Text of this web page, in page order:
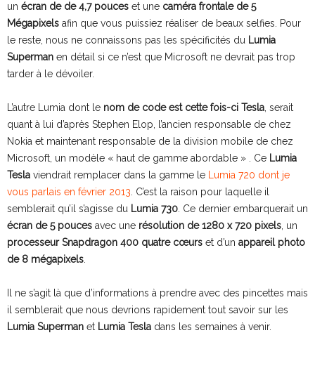
un écran de de 4,7 pouces et une caméra frontale de 5
Mégapixels afin que vous puissiez réaliser de beaux selfies. Pour
le reste, nous ne connaissons pas les spécificités du Lumia
Superman en détail si ce n’est que Microsoft ne devrait pas trop
tarder à le dévoiler.
L’autre Lumia dont le nom de code est cette fois-ci Tesla, serait
quant à lui d’après Stephen Elop, l’ancien responsable de chez
Nokia et maintenant responsable de la division mobile de chez
Microsoft, un modèle « haut de gamme abordable » . Ce Lumia
Tesla viendrait remplacer dans la gamme le Lumia 720 dont je
vous parlais en février 2013. C’est la raison pour laquelle il
semblerait qu’il s’agisse du Lumia 730. Ce dernier embarquerait un
écran de 5 pouces avec une résolution de 1280 x 720 pixels, un
processeur Snapdragon 400 quatre cœurs et d’un appareil photo
de 8 mégapixels.
Il ne s’agit là que d’informations à prendre avec des pincettes mais
il semblerait que nous devrions rapidement tout savoir sur les
Lumia Superman et Lumia Tesla dans les semaines à venir.